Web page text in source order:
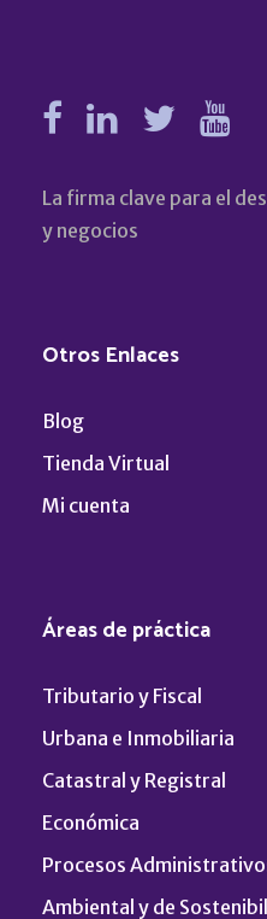
La firma clave para el
y negocios
Otros Enlaces
Blog
Tienda Virtual
Mi cuenta
Áreas de práctica
Tributario y Fiscal
Urbana e Inmobiliaria
Catastral y Registral
Económica
Procesos
Ambiental y de